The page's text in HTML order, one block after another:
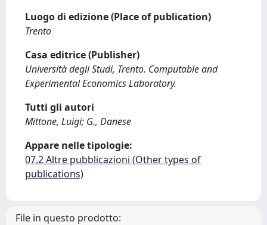
Luogo di edizione (Place of publication)
Trento
Casa editrice (Publisher)
Università degli Studi, Trento. Computable and
Experimental Economics Laboratory.
Tutti gli autori
Mittone, Luigi; G., Danese
Appare nelle tipologie:
07.2 Altre pubblicazioni (Other types of
publications)
File in questo prodotto: